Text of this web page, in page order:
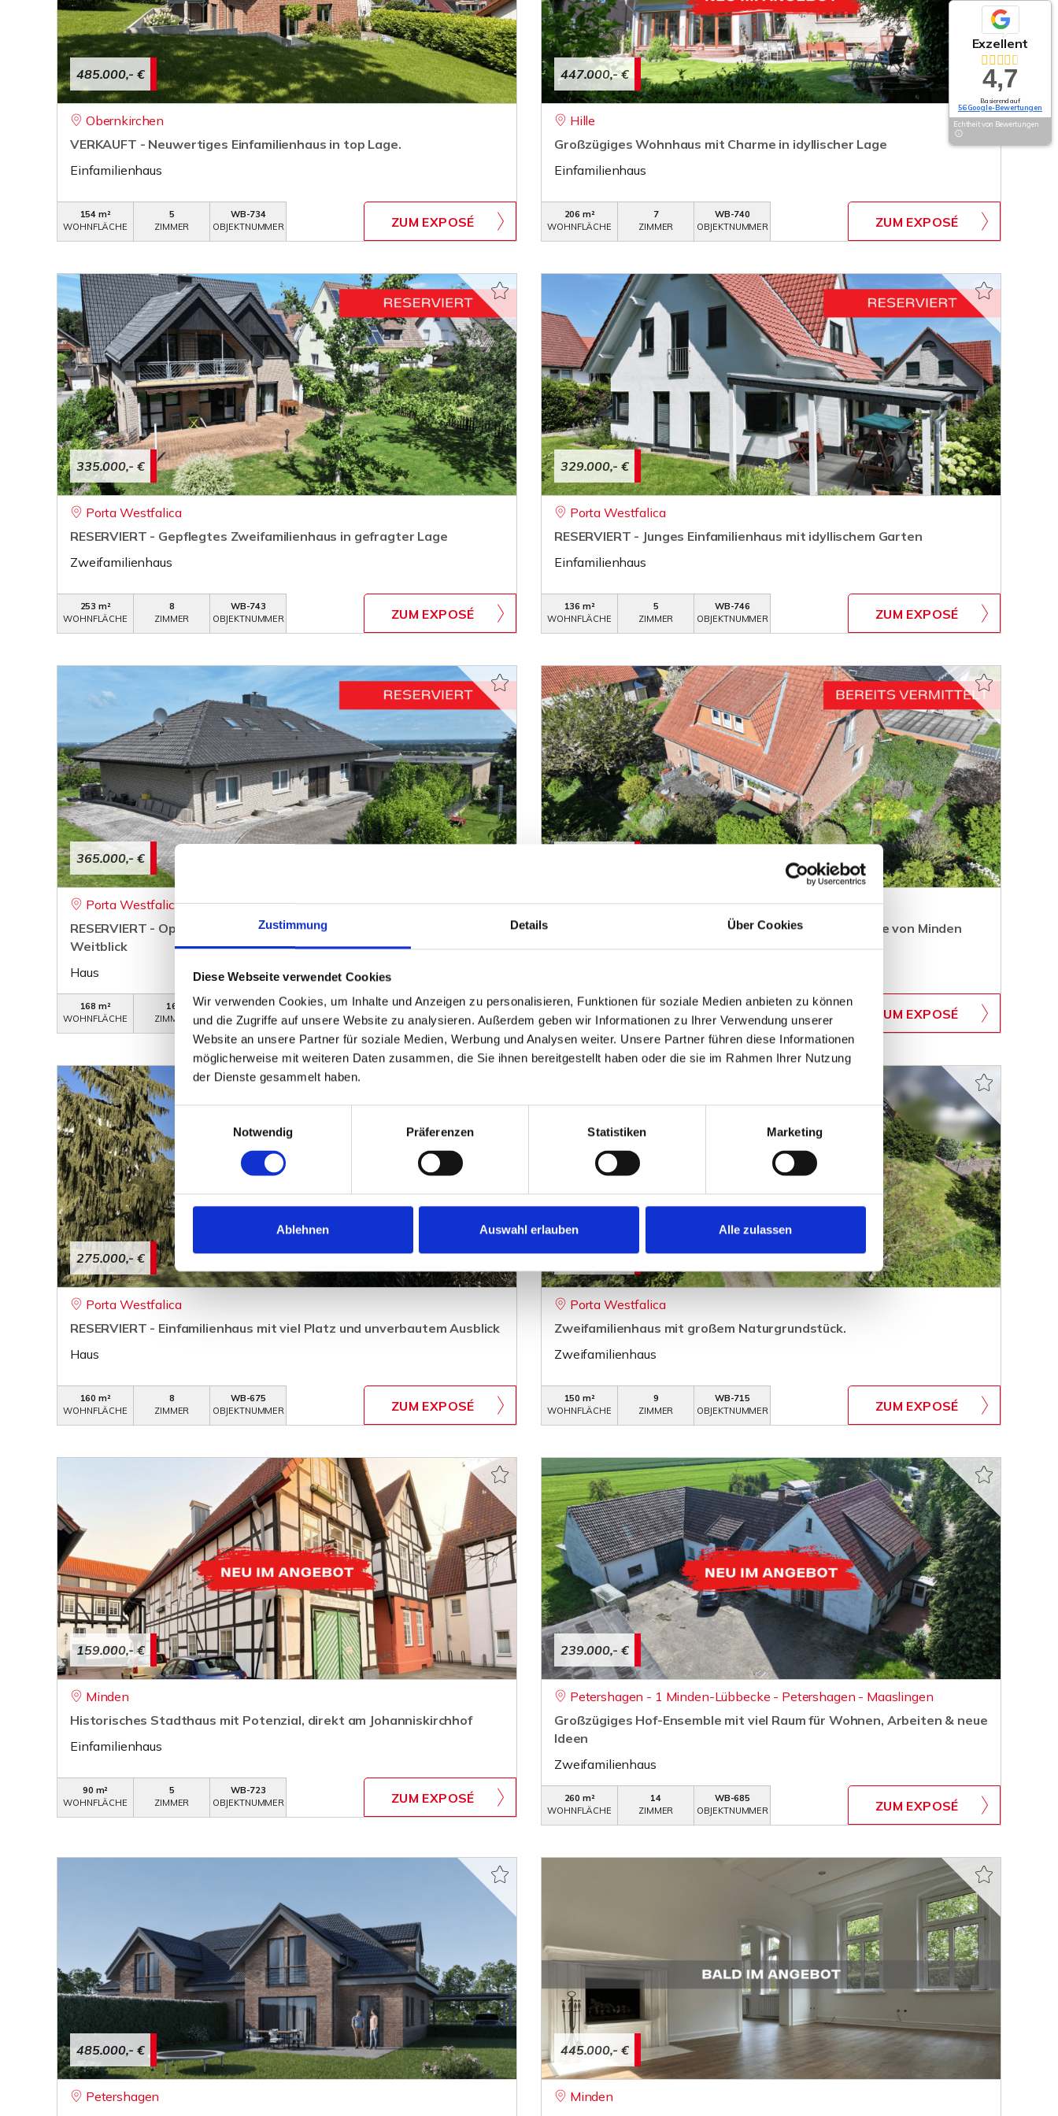
Zustimmung Details Über Cookies
Diese Webseite verwendet Cookies
Wir verwenden Cookies, um Inhalte und Anzeigen zu personalisieren, Funktionen für soziale Medien anbieten zu können
und die Zugriffe auf unsere Website zu analysieren. Außerdem geben wir Informationen zu Ihrer Verwendung unserer
Website an unsere Partner für soziale Medien, Werbung und Analysen weiter. Unsere Partner führen diese Informationen
möglicherweise mit weiteren Daten zusammen, die Sie ihnen bereitgestellt haben oder die sie im Rahmen Ihrer Nutzung
der Dienste gesammelt haben.
Notwendig
Präferenzen Statistiken Marketing
Ablehnen Auswahl erlauben Alle zulassen
485.000,- €
Obernkirchen
VERKAUFT - Neuwertiges Einfamilienhaus in top Lage.
Einfamilienhaus
154 m²
WOHNFLÄCHE
5
ZIMMER
WB-734
OBJEKTNUMMER
ZUM EXPOSÉ
447.000,- €
Hille
Großzügiges Wohnhaus mit Charme in idyllischer Lage
Einfamilienhaus
206 m²
WOHNFLÄCHE
7
ZIMMER
WB-740
OBJEKTNUMMER
ZUM EXPOSÉ
335.000,- €
Porta Westfalica
RESERVIERT - Gepflegtes Zweifamilienhaus in gefragter Lage
Zweifamilienhaus
253 m²
WOHNFLÄCHE
8
ZIMMER
WB-743
OBJEKTNUMMER
ZUM EXPOSÉ
329.000,- €
Porta Westfalica
RESERVIERT - Junges Einfamilienhaus mit idyllischem Garten
Einfamilienhaus
136 m²
WOHNFLÄCHE
5
ZIMMER
WB-746
OBJEKTNUMMER
ZUM EXPOSÉ
365.000,- €
Porta Westfalica
RESERVIERT - Opulentes Anwesen mit Sonnengrundstück und
Weitblick
Haus
168 m²
WOHNFLÄCHE
16
ZIMMER
WB-737
OBJEKTNUMMER
ZUM EXPOSÉ
Minden
VERKAUFT - Solides Einfamilienhaus in begehrter Lage von Minden
Süd
122 m²
WOHNFLÄCHE
5
ZIMMER
WB-724
OBJEKTNUMMER
ZUM EXPOSÉ
275.000,- €
Porta Westfalica
RESERVIERT - Einfamilienhaus mit viel Platz und unverbautem Ausblick
Haus
160 m²
WOHNFLÄCHE
8
ZIMMER
WB-675
OBJEKTNUMMER
ZUM EXPOSÉ
249.000,- €
Porta Westfalica
Zweifamilienhaus mit großem Naturgrundstück.
Zweifamilienhaus
150 m²
WOHNFLÄCHE
9
ZIMMER
WB-715
OBJEKTNUMMER
ZUM EXPOSÉ
159.000,- €
Minden
Historisches Stadthaus mit Potenzial, direkt am Johanniskirchhof
Einfamilienhaus
90 m²
WOHNFLÄCHE
5
ZIMMER
WB-723
OBJEKTNUMMER
ZUM EXPOSÉ
239.000,- €
Petershagen - 1 Minden-Lübbecke - Petershagen - Maaslingen
Großzügiges Hof-Ensemble mit viel Raum für Wohnen, Arbeiten & neue
Ideen
Zweifamilienhaus
260 m²
WOHNFLÄCHE
14
ZIMMER
WB-685
OBJEKTNUMMER
ZUM EXPOSÉ
485.000,- €
Petershagen
445.000,- €
Minden
Exzellent
4,7
Basierend auf
56 Google-Bewertungen
Echtheit von Bewertungen